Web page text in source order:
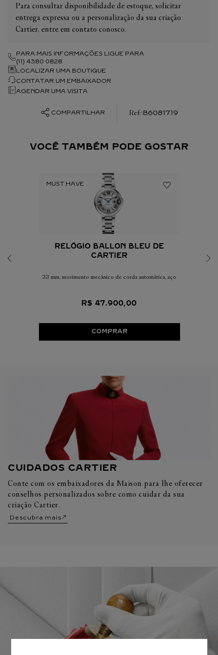
Para consultar disponibilidade de estoque, solicitar
entrega expressa ou a personalização da sua criação
Cartier, entre em contato conosco.
PARA MAIS INFORMAÇÕES LIGUE PARA
(11) 4380 0828
LOCALIZAR UMA BOUTIQUE
CONTATAR UM EMBAIXADOR
AGENDAR UMA VISITA
COMPARTILHAR :B6081719
VOCÊ TAMBÉM PODE GOSTAR
RELÓGIO BALLON BLEU DE
CARTIER
33 mm, movimento mecânico de corda automática, aço
R$ 47.900,00
COMPRAR
CUIDADOS CARTIER
Conte com os embaixadores da Maison para lhe oferecer
conselhos personalizados sobre como cuidar da sua
criação Cartier.
Descubra mais